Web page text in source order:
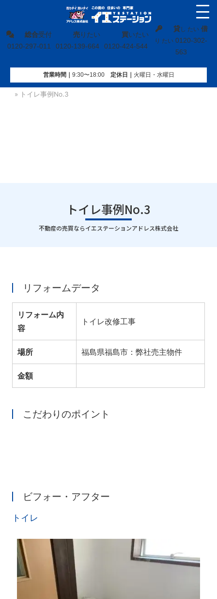
総合受付
0120-297-011
売りたい
0120-139-664
買いたい
0120-424-544
貸し たい 借
り たい 0120-302-
563
営業時間｜ 9:30〜18:00定休⽇｜ 火曜⽇・水曜⽇
イエステーション»お客様の事例»リフォーム事例»トイレ
»
トイレ事例No.3
トイレ事例No.3
｜
不動産の売買ならイエステーションアドレス株式会社
リフォームデータ
リフォーム内
容
トイレ改修工事
場所 福島県福島市：弊社売主物件
金額
こだわりのポイント
ビフォー・アフター
トイレ